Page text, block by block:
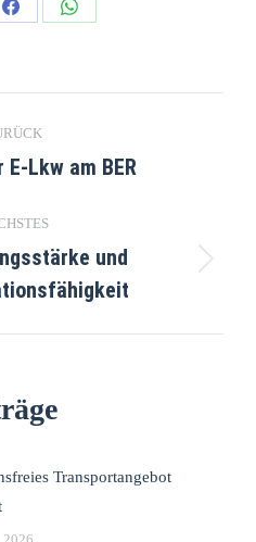
Lkw am BER
und
Transportangebot